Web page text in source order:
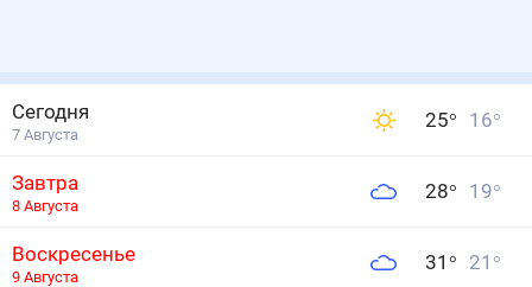
Сегодня
7 Августа
25° 16°
Завтра
8 Августа
28° 19°
Воскресенье
9 Августа
31 ° 21 °